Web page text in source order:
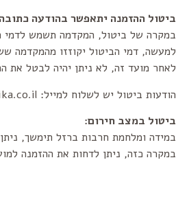
ביטול ההזמנה יתאפשר בהודעה כתובה עד 7 ימים לפני
במקרה של ביטול, המקדמה תשמש לדמי הביטול (5% ממחיר העסקה או 100 ש"ח לכל יחידה, לפי הנמוך מביניהם- כל
למעשה, דמי הביטול יקוזזו מהמקדמה
לאחר מועד זה, לא ניתן יהיה לבטל את
הודעות ביטול יש לשלוח למייל: info@afrika.co.il
ביטול במצב חירום:
במידה ומלחמת חרבות ברזל תימשך, ניתן לבטל את ההזמנה עד 48 שעות
במקרה כזה, ניתן לדחות את ההזמנה